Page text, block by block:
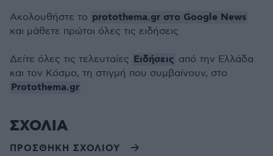
Ακολουθήστε το protothema.gr στο Google News
και μάθετε πρώτοι όλες τις ειδήσεις
Δείτε όλες τις τελευταίες Ειδήσεις από την Ελλάδα
και τον Κόσμο, τη στιγμή που συμβαίνουν, στο
Protothema.gr
ΣΧΟΛΙΑ
ΠΡΟΣΘΗΚΗ ΣΧΟΛΙΟΥ